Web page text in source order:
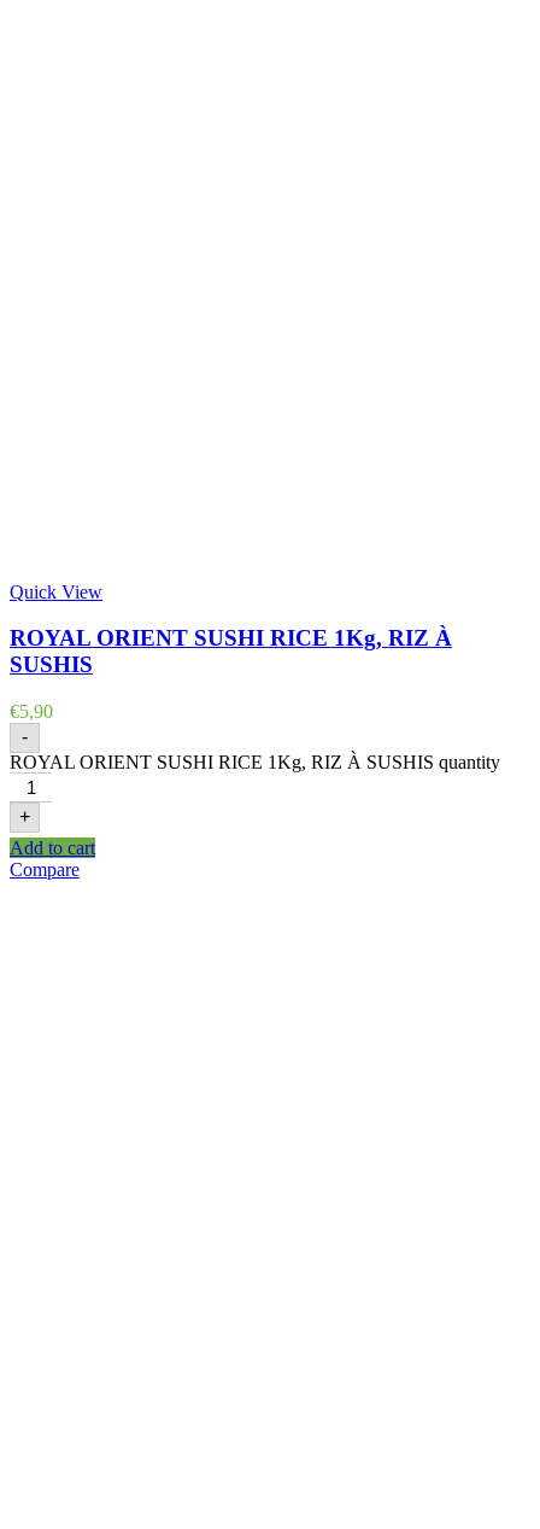
Quick View
ROYAL ORIENT SUSHI RICE 1Kg, RIZ À
SUSHIS
€5,90
-
ROYAL ORIENT SUSHI RICE 1Kg, RIZ À SUSHIS quantity
+
Add to cart
Compare